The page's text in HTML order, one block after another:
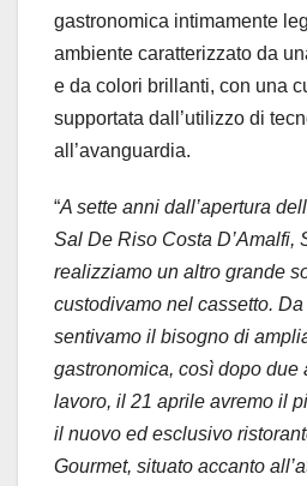
gastronomica intimamente
ambiente caratterizzato da
e da colori brillanti, con una
supportata dall’utilizzo di
all’avanguardia.
“A sette anni dall’apertura
Sal De Riso Costa D’Amalfi,
realizziamo un altro grande
custodivamo nel cassetto. Da
sentivamo il bisogno di
gastronomica, così dopo due
lavoro, il 21 aprile avremo il
il nuovo ed esclusivo
Gourmet, situato accanto